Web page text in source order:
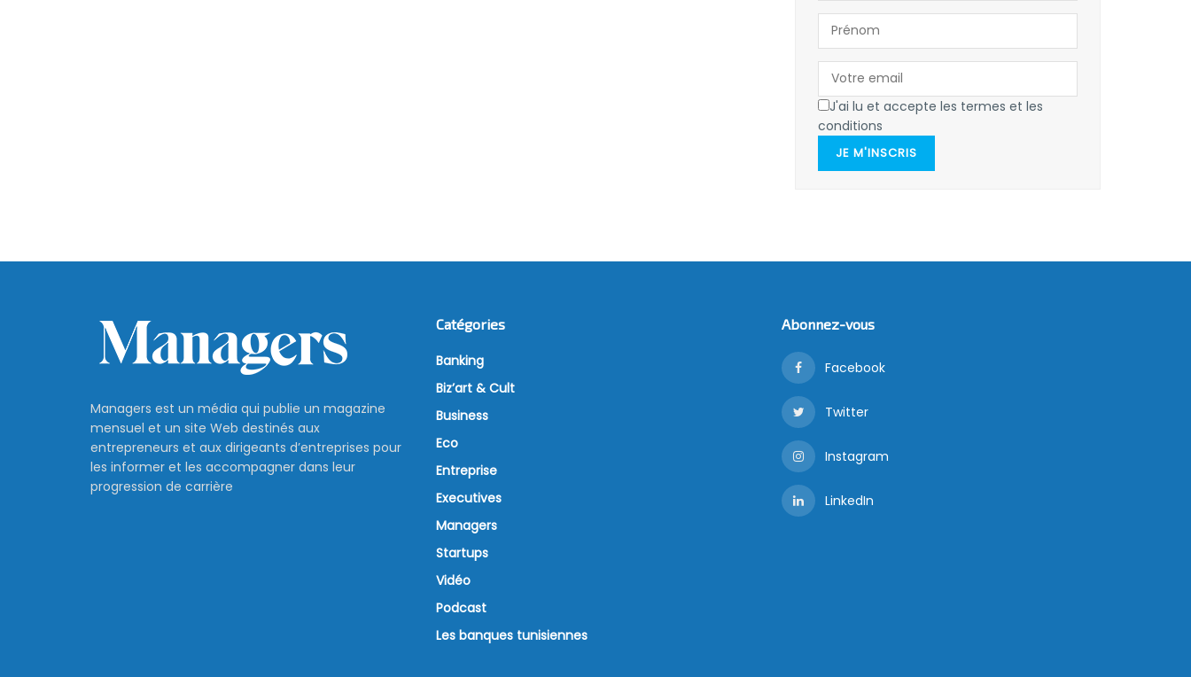
J'ai lu et accepte les termes et les
conditions
JE M'INSCRIS
Managers est un média qui publie un magazine
mensuel et un site Web destinés aux
entrepreneurs et aux dirigeants d’entreprises pour
les informer et les accompagner dans leur
progression de carrière
Catégories
Banking
Biz’art & Cult
Business
Eco
Entreprise
Executives
Managers
Startups
Vidéo
Podcast
Les banques tunisiennes
Abonnez-vous
Facebook
Twitter
Instagram
LinkedIn